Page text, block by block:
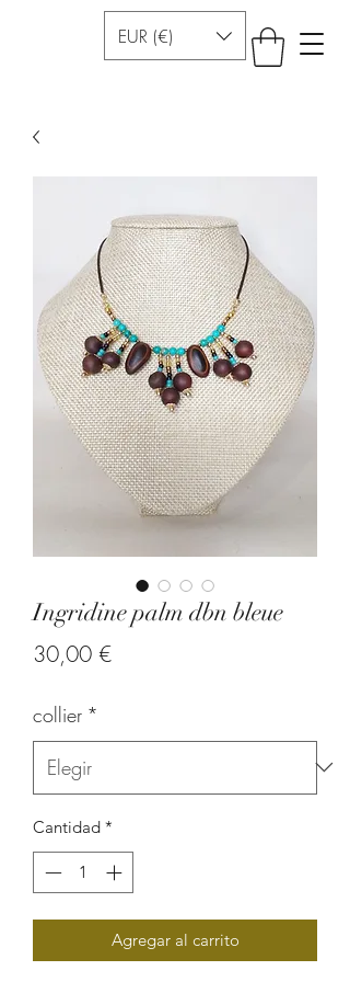
EUR (€)
Ingridine palm dbn bleue
30,00 €Precio
collier *
Cantidad *
Agregar al carrito